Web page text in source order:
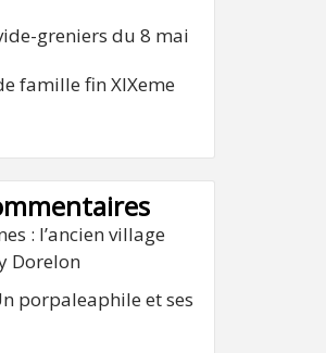
greniers du 8 mai
famille fin XIXeme
: l’ancien village
Dorelon
porpaleaphile et ses